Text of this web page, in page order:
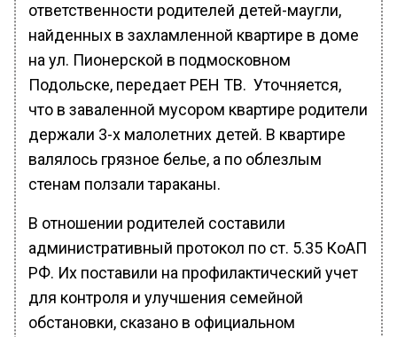
ответственности родителей детей-маугли,
найденных в захламленной квартире в доме
на ул. Пионерской в подмосковном
Подольске, передает РЕН ТВ. Уточняется,
что в заваленной мусором квартире родители
держали 3-х малолетних детей. В квартире
валялось грязное белье, а по облезлым
стенам ползали тараканы.
В отношении родителей составили
административный протокол по ст. 5.35 КоАП
РФ. Их поставили на профилактический учет
для контроля и улучшения семейной
обстановки, сказано в официальном